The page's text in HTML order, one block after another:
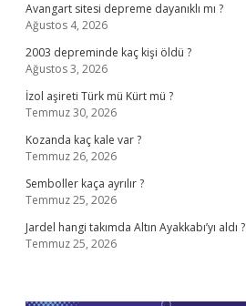
Avangart sitesi depreme dayanıklı mı ?
Ağustos 4, 2026
2003 depreminde kaç kişi öldü ?
Ağustos 3, 2026
İzol aşireti Türk mü Kürt mü ?
Temmuz 30, 2026
Kozanda kaç kale var ?
Temmuz 26, 2026
Semboller kaça ayrılır ?
Temmuz 25, 2026
Jardel hangi takımda Altın Ayakkabı’yı aldı ?
Temmuz 25, 2026